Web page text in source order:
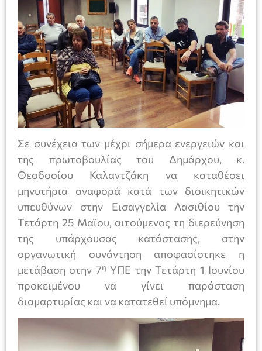
Σε συνέχεια των μέχρι σήμερα ενεργειών και
της πρωτοβουλίας του Δημάρχου, κ.
Θεοδοσίου Καλαντζάκη να καταθέσει
μηνυτήρια αναφορά κατά των διοικητικών
υπευθύνων στην Εισαγγελία Λασιθίου την
Τετάρτη 25 Μαϊου, αιτούμενος τη διερεύνηση
της υπάρχουσας κατάστασης, στην
οργανωτική συνάντηση αποφασίστηκε η
μετάβαση στην 7η ΥΠΕ την Τετάρτη 1 Ιουνίου
προκειμένου να γίνει παράσταση
διαμαρτυρίας και να κατατεθεί υπόμνημα.